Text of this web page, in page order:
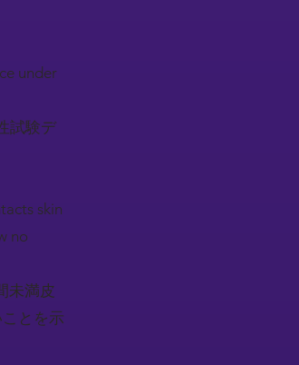
under
試験デ
skin
no
未満皮
とを示